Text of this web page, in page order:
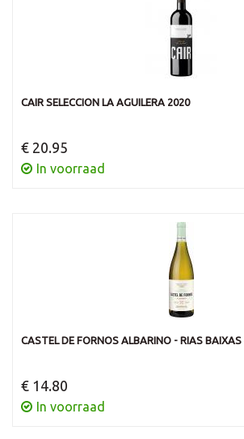
CAIR SELECCION LA AGUILERA 2020
€ 20.95
In voorraad
CASTEL DE FORNOS ALBARINO - RIAS
€ 14.80
In voorraad